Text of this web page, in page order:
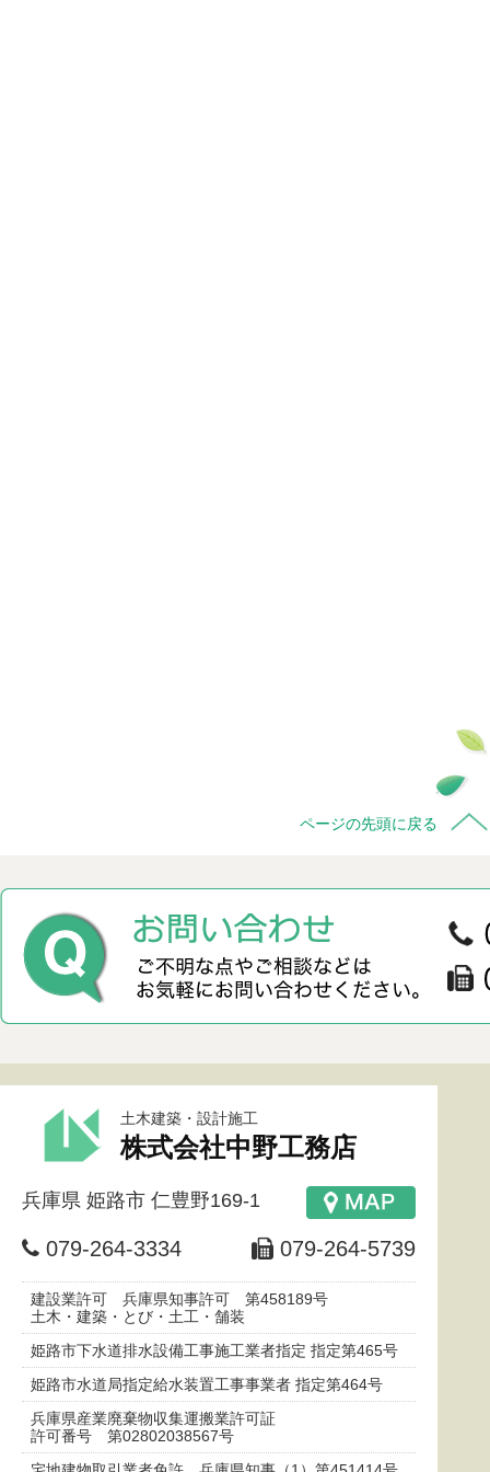
土木建築・設計施工
株式会社中野工務店
兵庫県 姫路市 仁豊野169-1
079-264-3334 079-264-5739
建設業許可 兵庫県知事許可 第458189号
土木・建築・とび・土工・舗装
姫路市下水道排水設備工事施工業者指定 指定第465号
姫路市水道局指定給水装置工事事業者 指定第464号
兵庫県産業廃棄物収集運搬業許可証
許可番号 第02802038567号
ページの先頭に戻る